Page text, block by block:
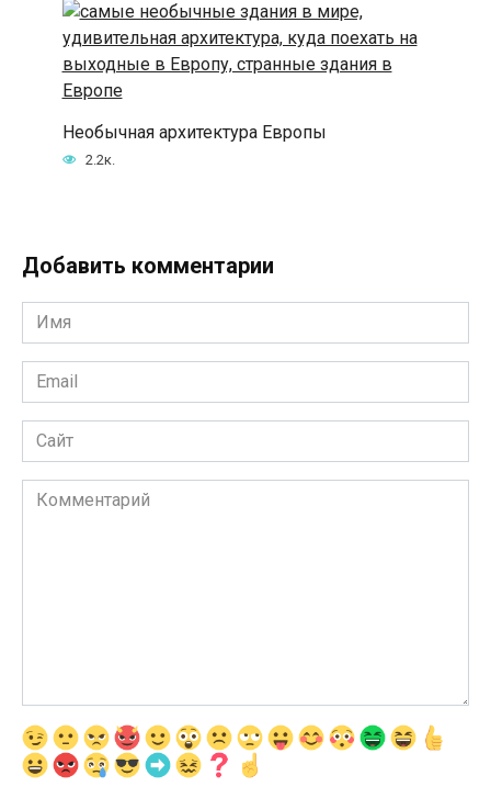
Необычная архитектура Европы
2.2к.
Добавить комментарии
Имя
*
Email
*
Сайт
Комментарий